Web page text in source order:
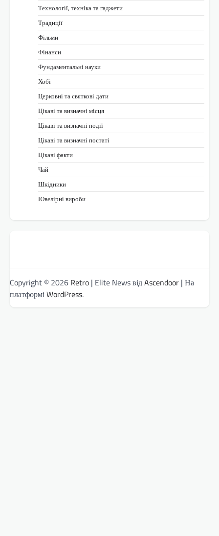
Технології, техніка та гаджети
Традиції
Фільми
Фінанси
Фундаментальні науки
Хобі
Церковні та святкові дати
Цікаві та визначні місця
Цікаві та визначні події
Цікаві та визначні постаті
Цікаві факти
Чай
Шкідники
Ювелірні вироби
Copyright © 2026 Retro | Elite News відAscendoor | На
платформіWordPress.